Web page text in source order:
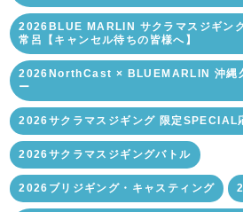
2026BLUE MARLIN サクラマスジギン
常呂【キャンセル待ちの皆様へ】
2026NorthCast × BLUEMARLIN 沖縄
ー
2026サクラマスジギング 限定SPECIAL
2026サクラマスジギングバトル
2026ブリジギング・キャスティング